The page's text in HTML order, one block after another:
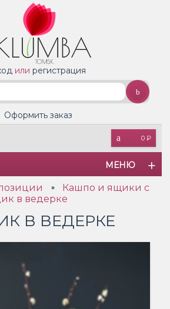
или регистрация
0 ₽
Оформить заказ
МЕНЮ
»
Кашпо и ящики с
в ведерке
В ВЕДЕРКЕ